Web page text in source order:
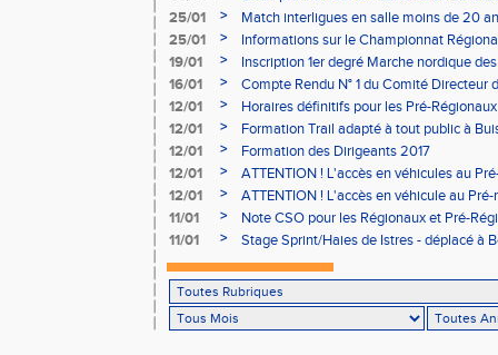
25/01
>
Match interligues en salle moins de 20
25/01
>
Informations sur le Championnat
05/02
19/01 >
Inscription 1er degré Marche nordique
03/02 (sous condition)
16/01 >
Compte Rendu N° 1 du Comité Directeur
12/01
>
Horaires définitifs pour les Pré-
Aubière
12/01 >
Formation Trail adapté à tout public à
12/01
>
Formation des Dirigeants 2017
12/01
>
ATTENTION ! L'accès en véhicules au
Bains sera réglementé
12/01 >
ATTENTION ! L'accès en véhicule au
Bains sera réglementé
11/01 >
Note CSO pour les Régionaux et Pré-
11/01
> Stage Sprint/Haies de Istres - déplacé à